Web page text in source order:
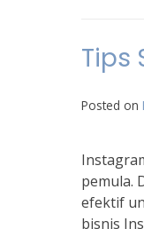
Tips
Posted on
pemula.
efektif
bisnis